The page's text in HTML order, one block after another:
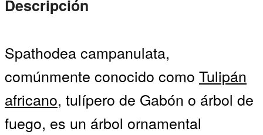
Descripción
Spathodea campanulata,
comúnmente conocido como Tulipán
africano, tulípero de Gabón o árbol de
fuego, es un árbol ornamental